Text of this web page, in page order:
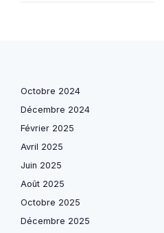
Octobre 2024
Décembre 2024
Février 2025
Avril 2025
Juin 2025
Août 2025
Octobre 2025
Décembre 2025